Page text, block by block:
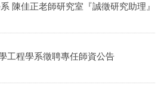
陳佳正老師研究室『誠徵研究助理』
工程學系徵聘專任師資公告